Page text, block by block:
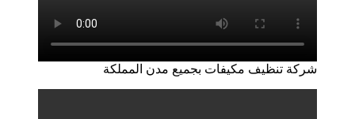
شركة تنظيف مكيفات بجميع مدن المملكة